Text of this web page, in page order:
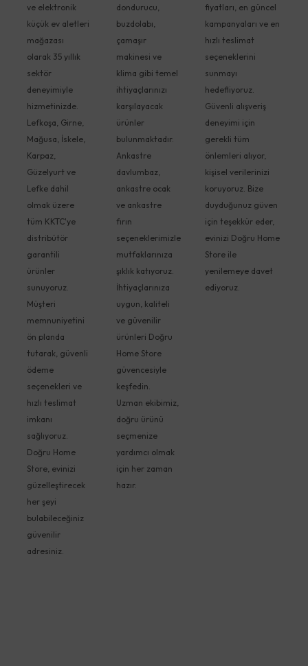
ve elektronik
küçük ev aletleri
mağazası
olarak 35 yıllık
sektör
deneyimiyle
hizmetinizde.
Lefkoşa, Girne,
Mağusa, İskele,
Karpaz,
Güzelyurt ve
Lefke dahil
olmak üzere
tüm KKTC'ye
distribütör
garantili
ürünler
sunuyoruz.
Müşteri
memnuniyetini
ön planda
tutarak, güvenli
ödeme
seçenekleri ve
hızlı teslimat
imkanı
sağlıyoruz.
Doğru Home
Store, evinizi
güzelleştirecek
her şeyi
bulabileceğiniz
güvenilir
adresiniz.
dondurucu,
buzdolabı,
çamaşır
makinesi ve
klima gibi temel
ihtiyaçlarınızı
karşılayacak
ürünler
bulunmaktadır.
Ankastre
davlumbaz,
ankastre ocak
ve ankastre
fırın
seçeneklerimizle
mutfaklarınıza
şıklık katıyoruz.
İhtiyaçlarınıza
uygun, kaliteli
ve güvenilir
ürünleri Doğru
Home Store
güvencesiyle
keşfedin.
Uzman ekibimiz,
doğru ürünü
seçmenize
yardımcı olmak
için her zaman
hazır.
fiyatları, en güncel
kampanyaları ve en
hızlı teslimat
seçeneklerini
sunmayı
hedefliyoruz.
Güvenli alışveriş
deneyimi için
gerekli tüm
önlemleri alıyor,
kişisel verilerinizi
koruyoruz. Bize
duyduğunuz güven
için teşekkür eder,
evinizi Doğru Home
Store ile
yenilemeye davet
ediyoruz.